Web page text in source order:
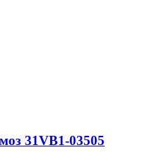
31VB1-03505